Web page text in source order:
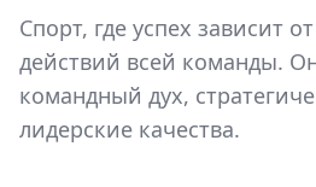
Спорт, где успех зависит
действий всей команды.
командный дух,
лидерские качества.